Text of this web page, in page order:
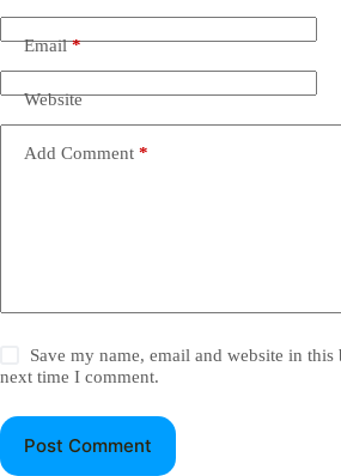
Email*
Website
Add Comment *
Save my name, email and website in this
next time I comment.
Post Comment